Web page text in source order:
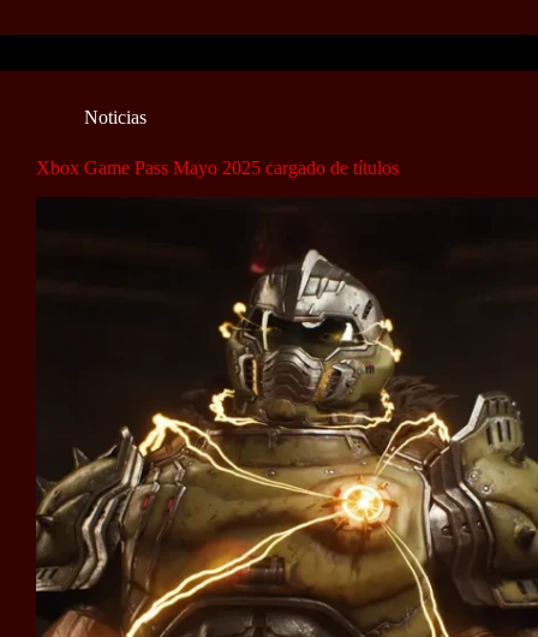
Noticias
Xbox Game Pass Mayo 2025 cargado de títulos